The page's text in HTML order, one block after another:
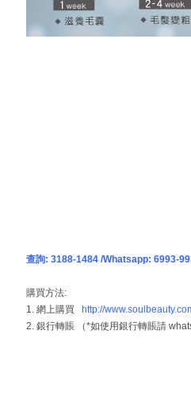
查詢: 3188-1484 /Whatsapp: 6993-
購買方法:
1. 網上購買
http://
2. 銀行轉賬 （*如使用銀行轉賬請